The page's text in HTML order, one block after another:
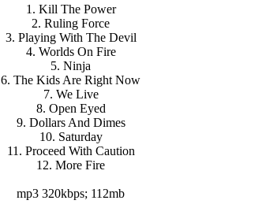
1. Kill The Power
2. Ruling Force
3. Playing With The Devil
4. Worlds On Fire
5. Ninja
6. The Kids Are Right Now
7. We Live
8. Open Eyed
9. Dollars And Dimes
10. Saturday
11. Proceed With Caution
12. More Fire
mp3 320kbps; 112mb